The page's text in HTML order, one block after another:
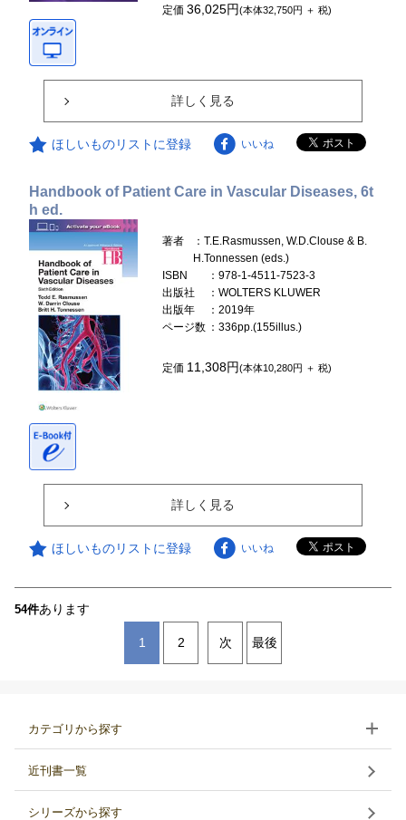
定価36,025円(本体32,750円 ＋ 税)
詳しく見る
ほしいものリストに登録 いいね
Handbook of Patient Care in Vascular Diseases, 6t
h ed.
著者
：T.E.Rasmussen, W.D.Clouse & B.
H.Tonnessen (eds.)
ISBN
：978-1-4511-7523-3
出版社
：WOLTERS KLUWER
出版年
：2019年
ページ数 ：336pp.(155illus.)
定価 11,308円(本体10,280円 ＋ 税)
詳しく見る
ほしいものリストに登録 いいね
54件あります
1 2 次 最後
カテゴリから探す
近刊書一覧
シリーズから探す